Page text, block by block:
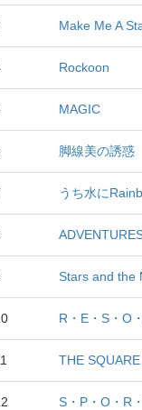
Make Me A
Rockoon
MAGIC
脚線美の誘惑
うち水に
Stars and the
R・E・S・O
THE
S・P・O・R